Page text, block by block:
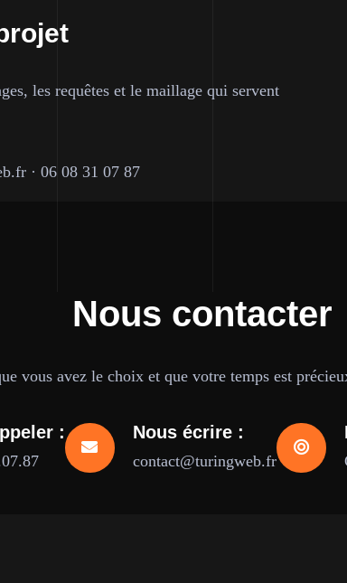
les requêtes et le maillage qui servent
· 06 08 31 07 87
Nous contacter
vous avez le choix et que votre temps est
: Nous écrire :
contact@turingweb.fr